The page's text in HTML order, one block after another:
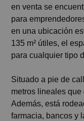
en venta se
para
en una ubicación
135 m² útiles, el
para cualquier tipo
Situado a pie de
metros lineales
Además, está
farmacia, bancos y